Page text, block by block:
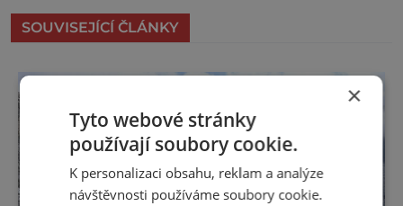
SOUVISEJÍCÍ ČLÁNKY
×
Tyto webové stránky
používají soubory cookie.
K personalizaci obsahu, reklam a analýze
návštěvnosti používáme soubory cookie.